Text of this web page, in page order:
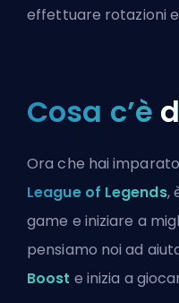
effettuare rotazioni
Cosa c’è
Ora che hai
League of Legends,
game e iniziare a
pensiamo noi ad
Boost e inizia a